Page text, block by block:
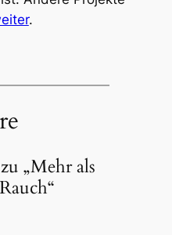
.
„Mehr als